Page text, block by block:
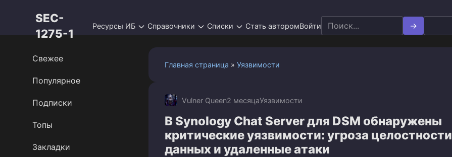
SEC-
1275-1
Ресурсы ИБ Справочники Списки Стать авторомВойти Search
for:
Главная страница » Уязвимости
Vulner Queen2 месяцаУязвимости
В Synology Chat Server для DSM обнаружены
критические уязвимости: угроза целостности
данных и удаленные атаки
Свежее
Популярное
Подписки
Топы
Закладки